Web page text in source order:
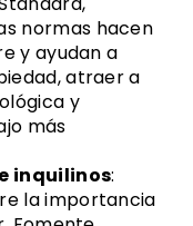
normas hacen
y ayudan a
atraer a
y
más
inquilinos:
la importancia